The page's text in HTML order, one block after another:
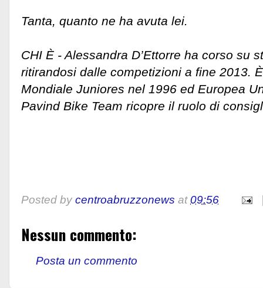
Tanta, quanto ne ha avuta lei.
CHI È - Alessandra D’Ettorre ha corso su
ritirandosi dalle competizioni a fine 2013.
Mondiale Juniores nel 1996 ed Europea
Pavind Bike Team ricopre il ruolo di
Posted by centroabruzzonews at09:56
Nessun commento:
Posta un commento